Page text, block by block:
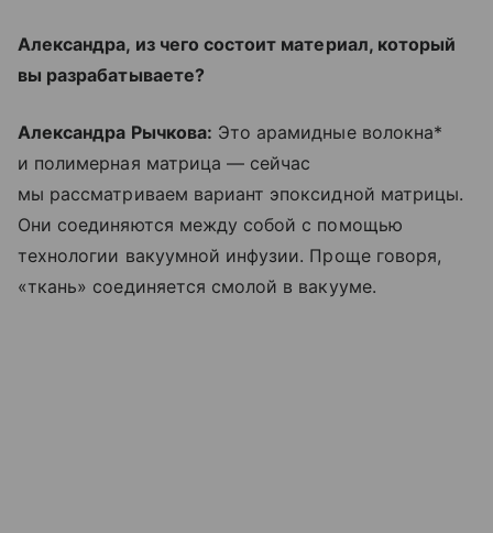
Александра, из чего состоит материал, который
вы разрабатываете?
Александра Рычкова: Это арамидные волокна*
и полимерная матрица — сейчас
мы рассматриваем вариант эпоксидной матрицы.
Они соединяются между собой с помощью
технологии вакуумной инфузии. Проще говоря,
«ткань» соединяется смолой в вакууме.